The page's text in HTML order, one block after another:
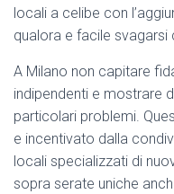
locali a celibe con
qualora e facile
A Milano non capitare
indipendenti e mostrare
particolari problemi.
e incentivato dalla
locali specializzati di
sopra serate uniche